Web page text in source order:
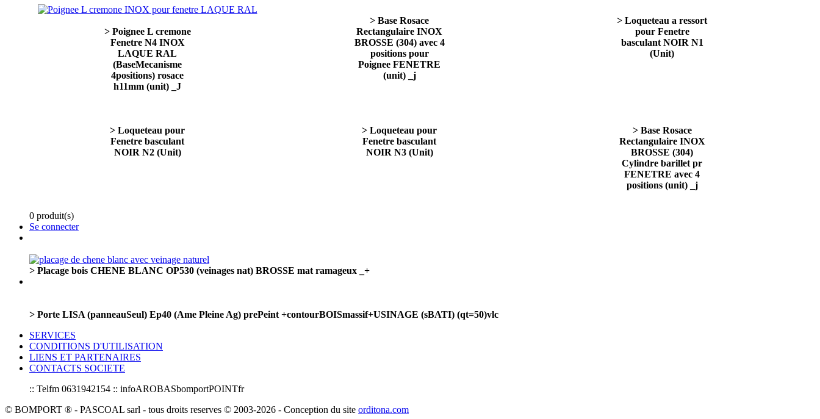
> Poignee L cremone
Fenetre N4 INOX
LAQUE RAL
(BaseMecanisme
4positions) rosace
h11mm (unit) _J
> Base Rosace
Rectangulaire INOX
BROSSE (304) avec 4
positions pour
Poignee FENETRE
(unit) _j
> Loqueteau a ressort
pour Fenetre
basculant NOIR N1
(Unit)
> Loqueteau pour
Fenetre basculant
NOIR N2 (Unit)
> Loqueteau pour
Fenetre basculant
NOIR N3 (Unit)
> Base Rosace
Rectangulaire INOX
BROSSE (304)
Cylindre barillet pr
FENETRE avec 4
positions (unit) _j
0 produit(s)
Se connecter
> Placage bois CHENE BLANC OP530 (veinages nat) BROSSE mat ramageux _+
> Porte LISA (panneauSeul) Ep40 (Ame Pleine Ag) prePeint +contourBOISmassif+USINAGE (sBATI) (qt=50)vlc
SERVICES
CONDITIONS D'UTILISATION
LIENS ET PARTENAIRES
CONTACTS SOCIETE
:: Telfm 0631942154 :: infoAROBASbomportPOINTfr
© BOMPORT ® - PASCOAL sarl - tous droits reserves © 2003-2026 - Conception du site orditona.com